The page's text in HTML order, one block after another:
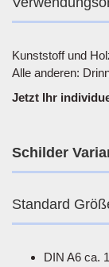
Kunststoff und
Alle anderen:
Jetzt Ihr
Schilder
Standard
DIN A6 ca.